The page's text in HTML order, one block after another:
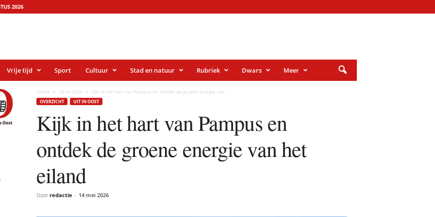
2026
Vrije tijd Sport Cultuur Stad en natuur Rubriek Dwars Meer
Home Uit In Oost Kijk in het hart van Pampus en ontdek de groene energie van...
OVERZICHT UIT IN OOST
Kijk in het hart van Pampus en
ontdek de groene energie van het
eiland
Door redactie - 14 mei 2026